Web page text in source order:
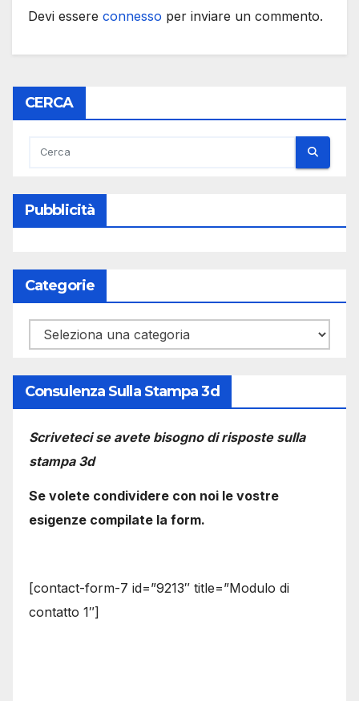
Devi essere connesso per inviare un commento.
CERCA
Pubblicità
Categorie
Categorie
Consulenza Sulla Stampa 3d
Scriveteci se avete bisogno di risposte sulla
stampa 3d
Se volete condividere con noi le vostre
esigenze compilate la form.
[contact-form-7 id=”9213″ title=”Modulo di
contatto 1″]